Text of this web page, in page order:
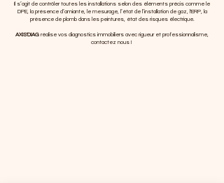
Il s’agit de contrôler toutes les installations selon des éléments précis comme le
DPE, la présence d’amiante, le mesurage, l’état de l’installation de gaz, l'ERP, la
présence de plomb dans les peintures, état des risques électrique.
AXIS'DIAG réalise vos diagnostics immobiliers avec rigueur et professionnalisme,
contactez nous !